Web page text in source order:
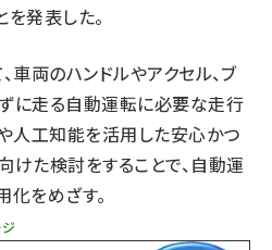
発表した。
車両のハンドルやアクセル、ブ
に走る自動運転に必要な走行
人工知能を活用した安心かつ
た検討をすることで、自動運
をめざす。